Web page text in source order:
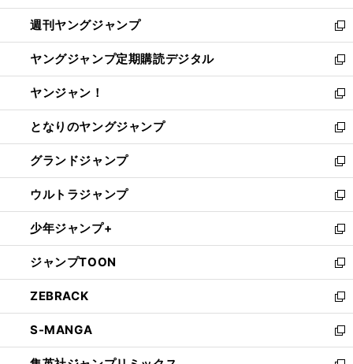
開
く
ウ
で
開
く
ン
ド
ウ
で
開
く
ウ
ィ
ン
ド
ウ
で
開
く
週刊ヤングジャンプ
新
し
い
ウ
ィ
ン
ド
ウ
で
開
く
ヤングジャンプ定期購読デジタル
新
し
い
ウ
ィ
ン
ド
ウ
で
開
く
ヤンジャン！
新
し
い
ウ
ィ
ン
ド
ウ
で
開
く
となりのヤングジャンプ
新
し
い
ウ
ィ
ン
ド
ウ
で
開
く
グランドジャンプ
新
し
い
ウ
ィ
ン
ド
ウ
で
開
く
ウルトラジャンプ
新
し
い
ウ
ィ
ン
ド
ウ
で
開
少年ジャンプ+
新
し
い
ウ
ィ
ン
ド
ウ
ジャンプTOON
新
し
い
ウ
ィ
ン
ZEBRACK
新
し
い
ウ
S-MANGA
新
し